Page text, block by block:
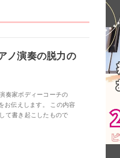
ノ演奏の脱力の
奏家ボディーコーチの
お伝えします。 この内容
て書き起こしたもので